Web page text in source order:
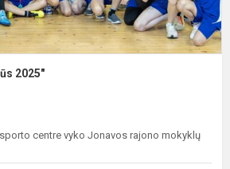
2025"
centre vyko Jonavos rajono mokyklų